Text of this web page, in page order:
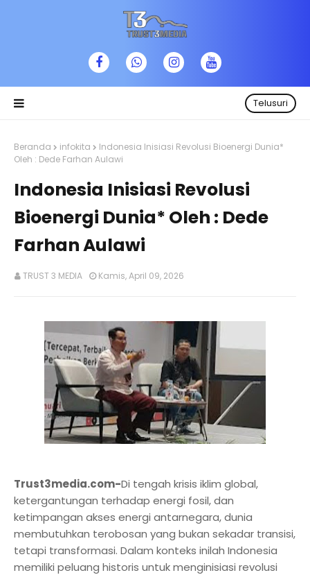
Telusuri
Beranda infokita
Indonesia Inisiasi Revolusi Bioenergi Dunia*
Oleh : Dede Farhan Aulawi
Indonesia Inisiasi Revolusi
Bioenergi Dunia* Oleh : Dede
Farhan Aulawi
TRUST 3 MEDIA Kamis, April 09, 2026
Trust3media.com-Di tengah krisis iklim global,
ketergantungan terhadap energi fosil, dan
ketimpangan akses energi antarnegara, dunia
membutuhkan terobosan yang bukan sekadar transisi,
tetapi transformasi. Dalam konteks inilah Indonesia
memiliki peluang historis untuk menginisiasi revolusi